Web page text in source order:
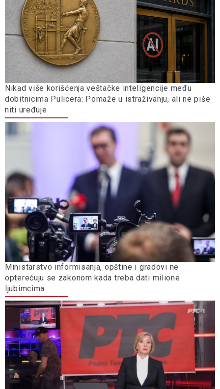
Nikad više korišćenja veštačke inteligencije među
dobitnicima Pulicera: Pomaže u istraživanju, ali ne piše
niti uređuje
Ministarstvo informisanja, opštine i gradovi ne
opterećuju se zakonom kada treba dati milione
ljubimcima